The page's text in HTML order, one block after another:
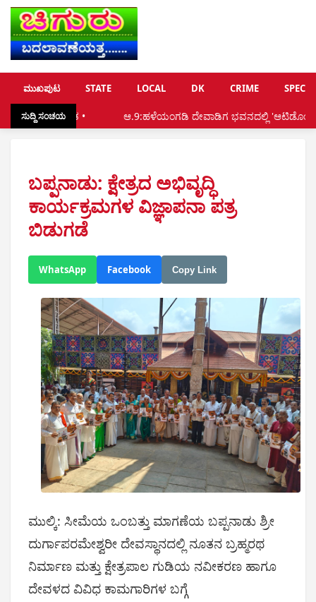
ಮುಖಪುಟ STATE LOCAL DK CRIME
ಸುದ್ದಿ ಸಂಚಯಆ.9:ಹಳೆಯಂಗಡಿ ದೇವಾಡಿಗ ಭವನದಲ್ಲಿ 'ಆಟಿಡೊಂಜಿ ಐತಾರ' ಮತ್ತು
ಬಪ್ಪನಾಡು: ಕ್ಷೇತ್ರದ ಅಭಿವೃದ್ಧಿ
ಕಾರ್ಯಕ್ರಮಗಳ ವಿಜ್ಞಾಪನಾ ಪತ್ರ
ಬಿಡುಗಡೆ
WhatsApp Facebook Copy Link
ಮುಲ್ಕಿ: ಸೀಮೆಯ ಒಂಬತ್ತು ಮಾಗಣೆಯ ಬಪ್ಪನಾಡು ಶ್ರೀ
ದುರ್ಗಾಪರಮೇಶ್ವರೀ ದೇವಸ್ಥಾನದಲ್ಲಿ ನೂತನ ಬ್ರಹ್ಮರಥ
ನಿರ್ಮಾಣ ಮತ್ತು ಕ್ಷೇತ್ರಪಾಲ ಗುಡಿಯ ನವೀಕರಣ ಹಾಗೂ
ದೇವಳದ ವಿವಿಧ ಕಾಮಗಾರಿಗಳ ಬಗ್ಗೆ